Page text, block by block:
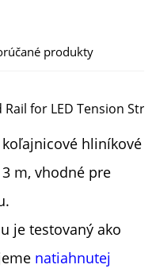
produkty
hliníkové
m, vhodné pre
je testovaný ako
natiahnutej